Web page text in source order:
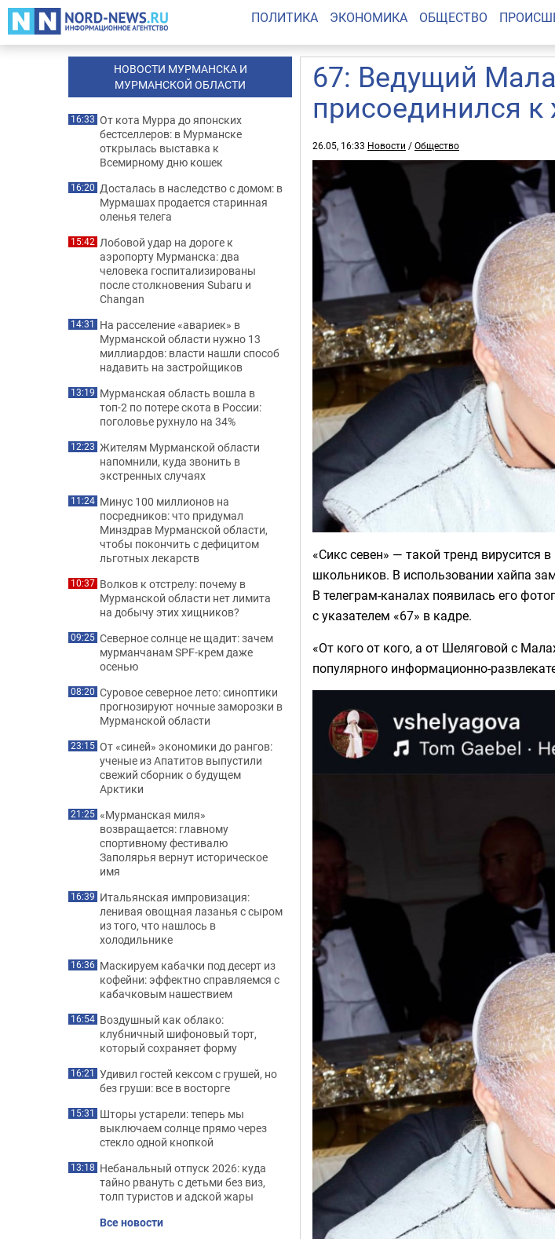
ПОЛИТИКА ЭКОНОМИКА ОБЩЕСТВО
67: Ведущий
присоединился
26.05, 16:33 Новости /Общество
«Сикс севен» — такой тренд вирусится
школьников. В использовании хайпа
В телеграм-каналах появилась его
с указателем «67» в кадре.
«От кого от кого, а от Шеляговой с
популярного информационно-
НОВОСТИ МУРМАНСКА И
МУРМАНСКОЙ ОБЛАСТИ
16:33 От кота Мурра до японских
бестселлеров: в Мурманске
открылась выставка к
Всемирному дню кошек
16:20 Досталась в наследство с домом: в
Мурмашах продается старинная
оленья телега
15:42 Лобовой удар на дороге к
аэропорту Мурманска: два
человека госпитализированы
после столкновения Subaru и
Changan
14:31 На расселение «авариек» в
Мурманской области нужно 13
миллиардов: власти нашли способ
надавить на застройщиков
13:19 Мурманская область вошла в
топ-2 по потере скота в России:
поголовье рухнуло на 34%
12:23 Жителям Мурманской области
напомнили, куда звонить в
экстренных случаях
11:24 Минус 100 миллионов на
посредников: что придумал
Минздрав Мурманской области,
чтобы покончить с дефицитом
льготных лекарств
10:37 Волков к отстрелу: почему в
Мурманской области нет лимита
на добычу этих хищников?
09:25 Северное солнце не щадит: зачем
мурманчанам SPF-крем даже
осенью
08:20 Суровое северное лето: синоптики
прогнозируют ночные заморозки в
Мурманской области
23:15 От «синей» экономики до рангов:
ученые из Апатитов выпустили
свежий сборник о будущем
Арктики
21:25 «Мурманская миля»
возвращается: главному
спортивному фестивалю
Заполярья вернут историческое
имя
16:39 Итальянская импровизация:
ленивая овощная лазанья с сыром
из того, что нашлось в
холодильнике
16:36 Маскируем кабачки под десерт из
кофейни: эффектно справляемся с
кабачковым нашествием
16:54 Воздушный как облако:
клубничный шифоновый торт,
который сохраняет форму
16:21 Удивил гостей кексом с грушей, но
без груши: все в восторге
15:31 Шторы устарели: теперь мы
выключаем солнце прямо через
стекло одной кнопкой
13:18 Небанальный отпуск 2026: куда
тайно рвануть с детьми без виз,
толп туристов и адской жары
Все новости